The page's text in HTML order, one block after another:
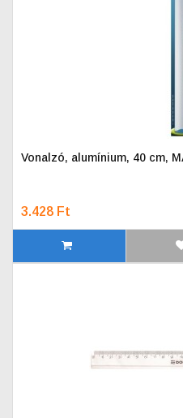
Vonalzó, alumínium, 40 cm,
3.428 Ft